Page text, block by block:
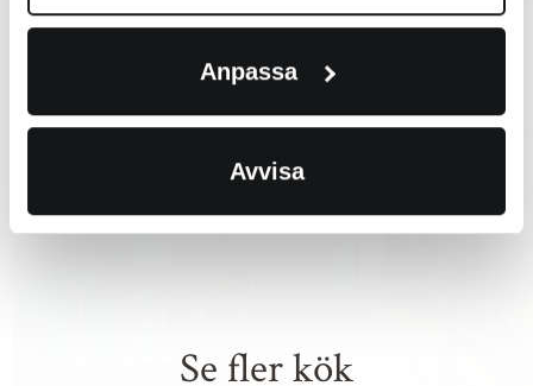
Anpassa
Avvisa
Se fler kök